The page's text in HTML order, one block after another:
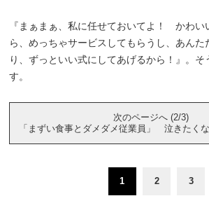
『まぁまぁ、私に任せておいてよ！ かわい
ら、めっちゃサービスしてもらうし、あんた
り、ずっといい式にしてあげるから！』。そ
す。
次のページへ (2/3)
「まずい食事とダメダメ従業員」 泣きたく
1 2 3